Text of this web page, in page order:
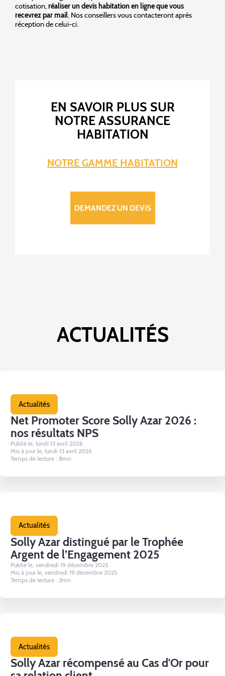
cotisation,réaliser un devis habitation en ligne que vous
recevrez par mail. Nos conseillers vous contacteront après
réception de celui-ci.
EN SAVOIR PLUS SUR
NOTRE ASSURANCE
HABITATION
NOTRE GAMME HABITATION
DEMANDEZ UN DEVIS
ACTUALITÉS
Actualités
Net Promoter Score Solly Azar 2026 :
nos résultats NPS
Publié le, lundi 13 avril 2026
Mis à jour le, lundi 13 avril 2026
Temps de lecture : 8mn
Actualités
Solly Azar distingué par le Trophée
Argent de l’Engagement 2025
Publié le, vendredi 19 décembre 2025
Mis à jour le, vendredi 19 décembre 2025
Temps de lecture : 3mn
Actualités
Solly Azar récompensé au Cas d'Or pour